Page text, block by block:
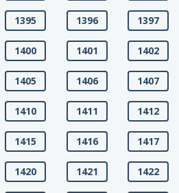
1395 1396 1397
1400 1401 1402
1405 1406 1407
1410 1411 1412
1415 1416 1417
1420 1421 1422